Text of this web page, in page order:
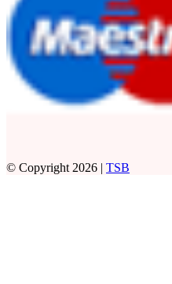
© Copyright 2026 | TSB